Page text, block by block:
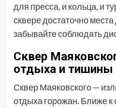
для пресса, и кольца, и
сквере достаточно
забывайте соблюдать
Сквер
отдыха и тишины
Сквер Маяковского —
отдыха горожан. Ближе к